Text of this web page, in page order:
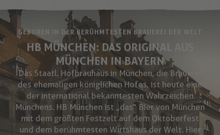
GEBOREN IN DER BERÜHMTESTEN BRAUEREI DER WELT
HB MÜNCHEN: DAS ORIGINAL AUS
MÜNCHEN IN BAYERN
Das Staatl. Hofbräuhaus in München, die Brauerei
des ehemaligen königlichen Hofes, ist heute eine
der international bekanntesten Wahrzeichen
Münchens. HB München ist „das“ Bier von München
mit dem größten Festzelt auf dem Oktoberfest
und dem berühmtesten Wirtshaus der Welt. Hier